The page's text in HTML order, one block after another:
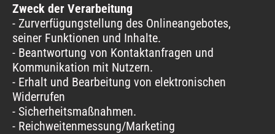
Zweck der Verarbeitung
- Zurverfügungstellung des Onlineangebotes,
seiner Funktionen und Inhalte.
- Beantwortung von Kontaktanfragen und
Kommunikation mit Nutzern.
- Erhalt und Bearbeitung von elektronischen
Widerrufen
- Sicherheitsmaßnahmen.
- Reichweitenmessung/Marketing